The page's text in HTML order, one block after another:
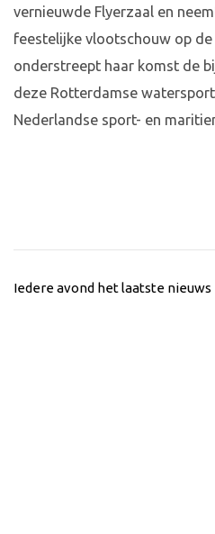
vernieuwde Flyerzaal en
feestelijke vlootschouw op de
onderstreept haar komst de
deze Rotterdamse
Nederlandse sport- en
Iedere avond het laatste nieuws